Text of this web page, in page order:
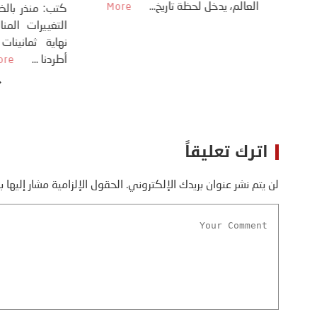
العالم، يدخل
ايران، وذلك ردا على ما اعتبره الرئيس
اترك تعليقاً
لن يتم نشر عنوان بريدك الإلكتروني. الحقول الإلزامية مشار إليها